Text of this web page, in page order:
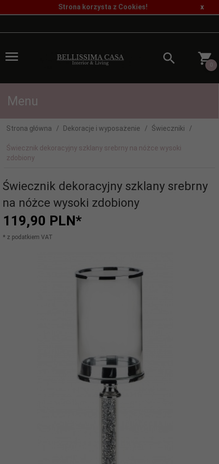
Strona korzysta z Cookies! x
0
Menu
Strona główna Dekoracje i wyposażenie Świeczniki
Świecznik dekoracyjny szklany srebrny na nóżce wysoki
zdobiony
Świecznik dekoracyjny szklany srebrny
na nóżce wysoki zdobiony
119,90 PLN*
* z podatkiem VAT